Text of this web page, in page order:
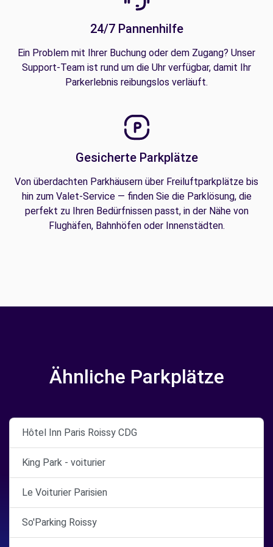
24/7 Pannenhilfe
Ein Problem mit Ihrer Buchung oder dem Zugang? Unser
Support-Team ist rund um die Uhr verfügbar, damit Ihr
Parkerlebnis reibungslos verläuft.
Gesicherte Parkplätze
Von überdachten Parkhäusern über Freiluftparkplätze bis
hin zum Valet-Service — finden Sie die Parklösung, die
perfekt zu Ihren Bedürfnissen passt, in der Nähe von
Flughäfen, Bahnhöfen oder Innenstädten.
Ähnliche Parkplätze
Hôtel Inn Paris Roissy CDG
King Park - voiturier
Le Voiturier Parisien
So'Parking Roissy